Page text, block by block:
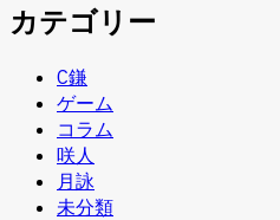
カテゴリー
C鎌
ゲーム
コラム
咲人
月詠
未分類